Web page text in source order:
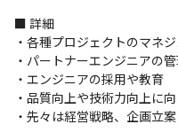
■ 詳細
・各種プロジェクトのマネ
・パートナーエンジニアの
・エンジニアの採用や教育
・品質向上や技術力向上に
・先々は経営戦略、企画立案